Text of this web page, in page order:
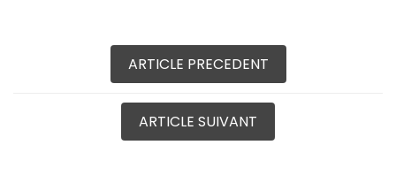
ARTICLE PRECEDENT
ARTICLE SUIVANT